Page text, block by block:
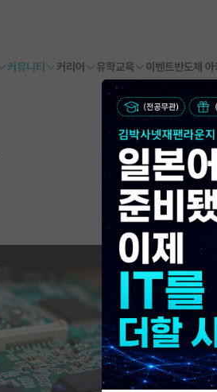
커뮤니티 커리어 유학교육 이벤트반도체 아